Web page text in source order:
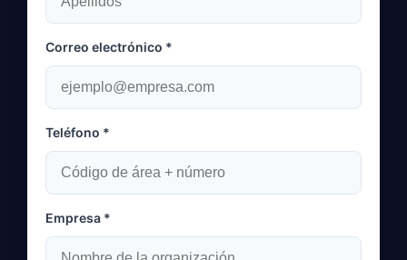
Correo electrónico *
Teléfono *
Empresa *